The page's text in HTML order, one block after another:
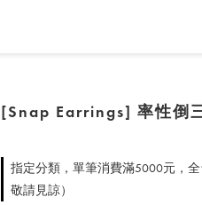
[Snap Earrings] 率性倒
指定分類，單筆消費滿5000元，
敬請見諒）